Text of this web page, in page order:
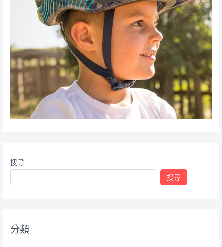
搜尋
搜尋
分類